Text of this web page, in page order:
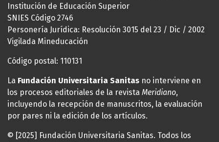
Institución de Educación Superior
SNIES Código 2746
Personería Jurídica: Resolución 3015 del 23 / Dic / 2002
Vigilada Mineducación
Código postal: 110131
La Fundación Universitaria Sanitas no interviene en
los procesos editoriales de la revista Meridiano,
incluyendo la recepción de manuscritos, la evaluación
por pares ni la edición de los artículos.
© [2025] Fundación Universitaria Sanitas. Todos los